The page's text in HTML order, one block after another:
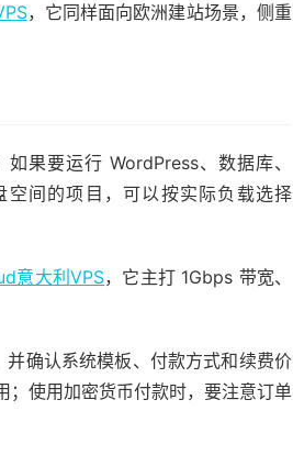
，它同样面向欧洲建站场景，侧重
果要运行 WordPress、数据库、
间的项目，可以按实际负载选择
意大利VPS，它主打 1Gbps 带宽、
确认系统模板、付款方式和续费价
；使用加密货币付款时，要注意订单